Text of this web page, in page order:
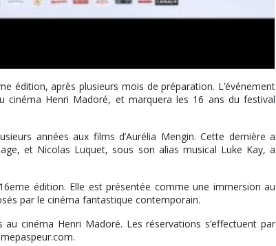
édition, après plusieurs mois de préparation. L’événement
cinéma Henri Madoré, et marquera les 16 ans du festival
années aux films d’Aurélia Mengin. Cette dernière a
et Nicolas Luquet, sous son alias musical Luke Kay, a
édition. Elle est présentée comme une immersion au
par le cinéma fantastique contemporain.
cinéma Henri Madoré. Les réservations s’effectuent par